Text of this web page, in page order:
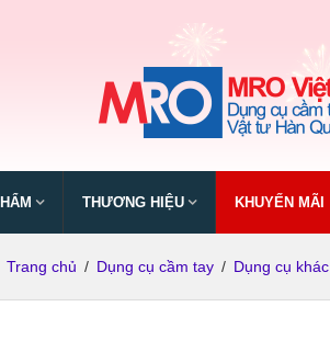
THƯƠNG HIỆU KHUYẾN MÃI
Trang chủ / Dụng cụ cầm tay / Dụng cụ khác